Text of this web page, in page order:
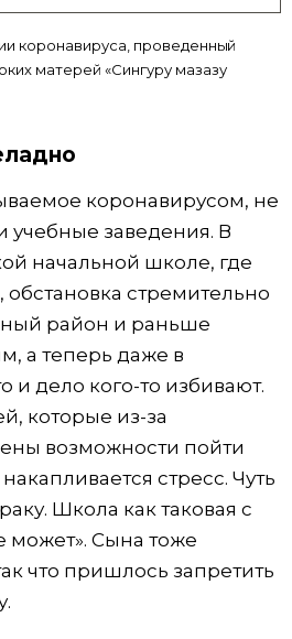
коронавируса, проведенный
матерей «Сингуру мазазу
коронавирусом, не
учебные заведения. В
начальной школе, где
стремительно
район и раньше
а теперь даже в
и дело кого-то избивают.
которые из-за
возможности пойти
стресс. Чуть
Школа как таковая с
может». Сына тоже
что пришлось запретить